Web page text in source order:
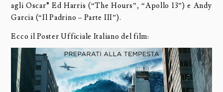
agli Oscar® Ed Harris (“The Hours”, “Apollo 13”) e Andy
Garcia (“Il Padrino – Parte III”).
Ecco il Poster Ufficiale Italiano del film: